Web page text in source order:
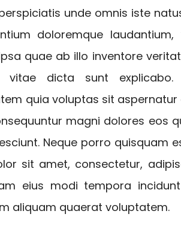
unde omnis iste
doloremque
quae ab illo inventore
vitae dicta sunt explicabo.
quia voluptas sit
magni dolores eos
Neque porro quisquam
sit amet, consectetur,
eius modi tempora
aliquam quaerat voluptatem.